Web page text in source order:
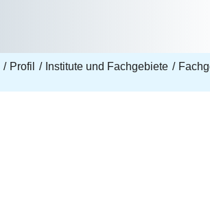
Profil Institute und Fachgebiete